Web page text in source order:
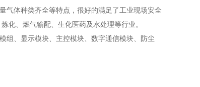
体种类齐全等特点，很好的满足了工业现场安全
化、燃气输配、生化医药及水处理等行业。
、显示模块、主控模块、数字通信模块、防尘